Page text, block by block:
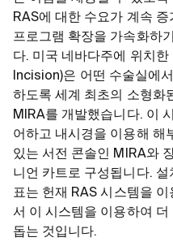
RAS에 대한 수요가 계속
프로그램 확장을 가속화하
다. 미국 네바다주에 위치한
Incision)은 어떤 수술실에
하도록 세계 최초의 소형화
MIRA를 개발했습니다. 이
어하고 내시경을 이용해 해
있는 서전 콘솔인 MIRA와
니언 카트로 구성됩니다.
표는 헌재 RAS 시스템을
서 이 시스템을 이용하여
돕는 것입니다.